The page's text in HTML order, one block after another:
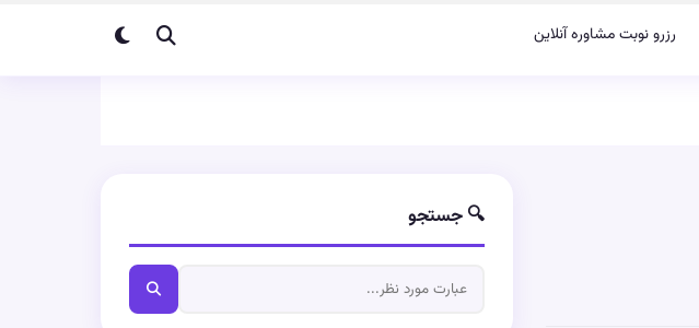
رزرو نوبت مشاوره آنلاین
🔍 جستجو